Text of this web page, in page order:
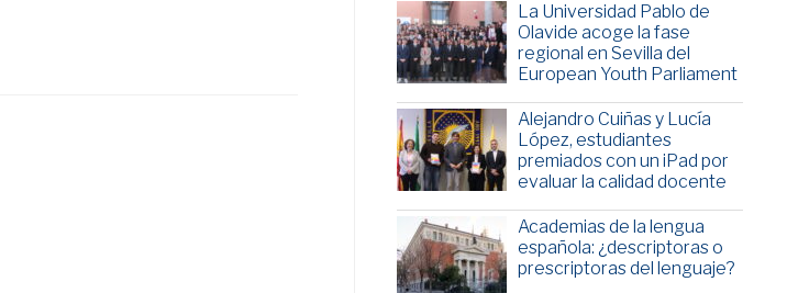
La Universidad Pablo de
Olavide acoge la fase
regional en Sevilla del
European Youth Parliament
Alejandro Cuiñas y Lucía
López, estudiantes
premiados con un iPad por
evaluar la calidad docente
Academias de la lengua
española: ¿descriptoras o
prescriptoras del lenguaje?